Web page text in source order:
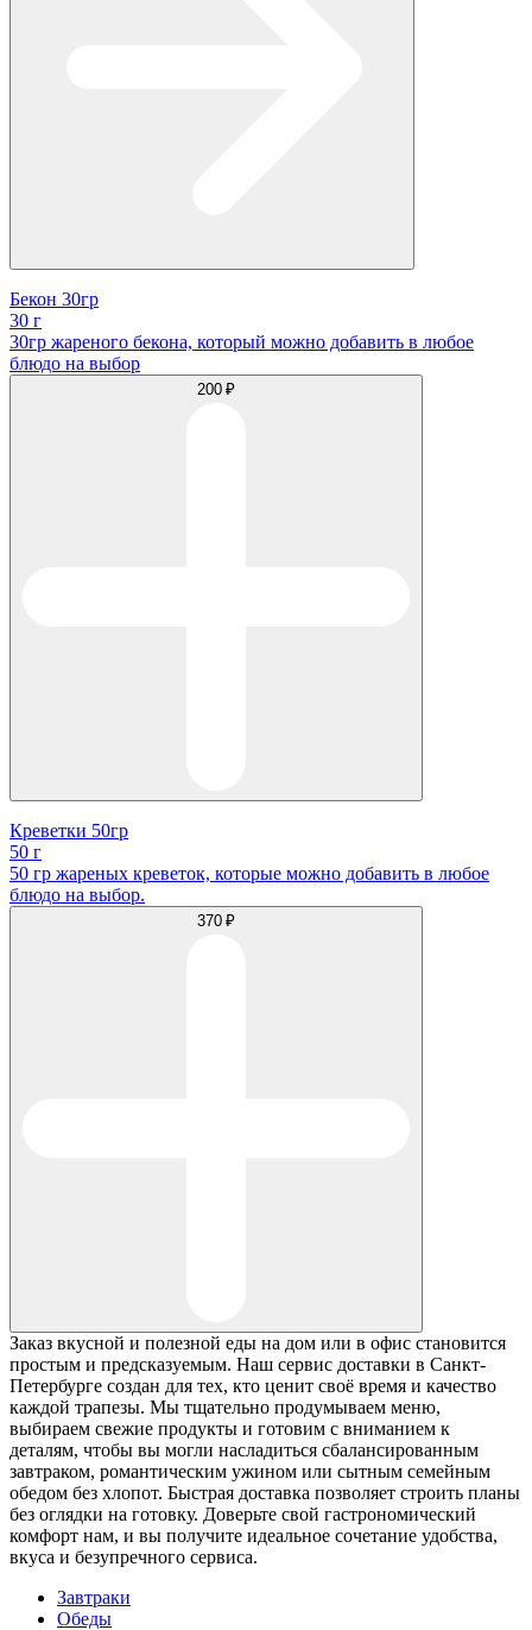
Бекон 30гр
30 г
30гр жареного бекона, который можно добавить в любое
блюдо на выбор
200 ₽
Креветки 50гр
50 г
50 гр жареных креветок, которые можно добавить в любое
блюдо на выбор.
370 ₽
Заказ вкусной и полезной еды на дом или в офис становится
простым и предсказуемым. Наш сервис доставки в Санкт-
Петербурге создан для тех, кто ценит своё время и качество
каждой трапезы. Мы тщательно продумываем меню,
выбираем свежие продукты и готовим с вниманием к
деталям, чтобы вы могли насладиться сбалансированным
завтраком, романтическим ужином или сытным семейным
обедом без хлопот. Быстрая доставка позволяет строить планы
без оглядки на готовку. Доверьте свой гастрономический
комфорт нам, и вы получите идеальное сочетание удобства,
вкуса и безупречного сервиса.
Завтраки
Обеды